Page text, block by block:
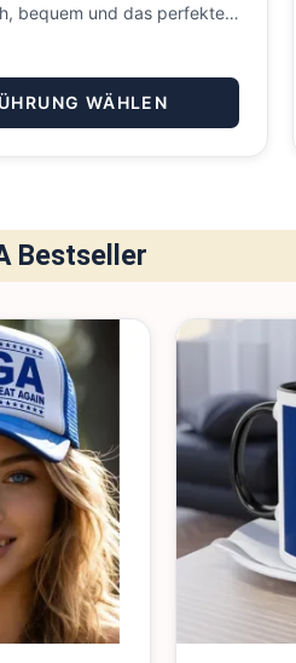
bequem und das perfekte…
WÄHLEN
Bestseller